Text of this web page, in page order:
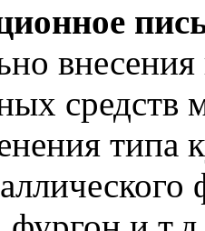
типа